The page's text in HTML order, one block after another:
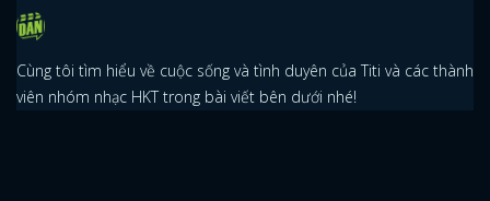
Cùng tôi tìm hiểu về cuộc sống và tình duyên của Titi và các thành
viên nhóm nhạc HKT trong bài viết bên dưới nhé!